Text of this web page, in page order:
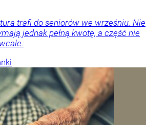
trafi do seniorów we wrześniu. Nie
jednak pełną kwotę, a część nie